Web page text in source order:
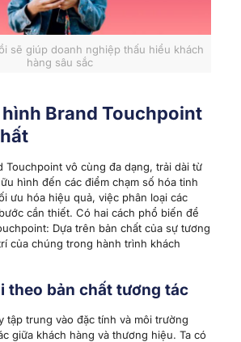
sẽ giúp doanh nghiệp thấu hiểu khách
hàng sâu sắc
hình Brand Touchpoint
Touchpoint vô cùng đa dạng, trải dài từ
hình đến các điểm chạm số hóa tinh
ưu hóa hiệu quả, việc phân loại các
cần thiết. Có hai cách phổ biến để
Dựa trên bản chất của sự tương
của chúng trong hành trình khách
theo bản chất tương tác
tập trung vào đặc tính và môi trường
giữa khách hàng và thương hiệu. Ta có